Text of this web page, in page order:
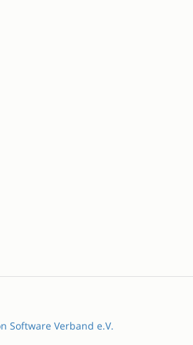
Software Verband e.V.